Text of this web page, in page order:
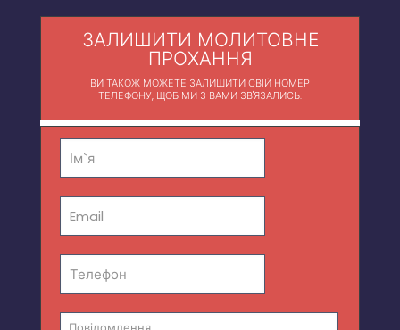
ЗАЛИШИТИ МОЛИТОВНЕ
ПРОХАННЯ
ВИ ТАКОЖ МОЖЕТЕ ЗАЛИШИТИ СВІЙ НОМЕР
ТЕЛЕФОНУ, ЩОБ МИ З ВАМИ ЗВ'ЯЗАЛИСЬ.